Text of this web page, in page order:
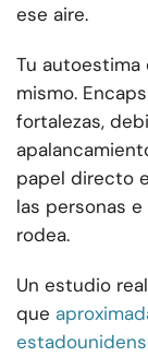
ese aire.
Tu
mismo.
fortalezas,
papel directo
las personas
rodea.
Un estudio
que